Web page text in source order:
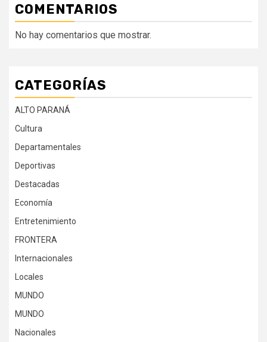
COMENTARIOS
No hay comentarios que mostrar.
CATEGORÍAS
ALTO PARANÁ
Cultura
Departamentales
Deportivas
Destacadas
Economía
Entretenimiento
FRONTERA
Internacionales
Locales
MUNDO
MUNDO
Nacionales